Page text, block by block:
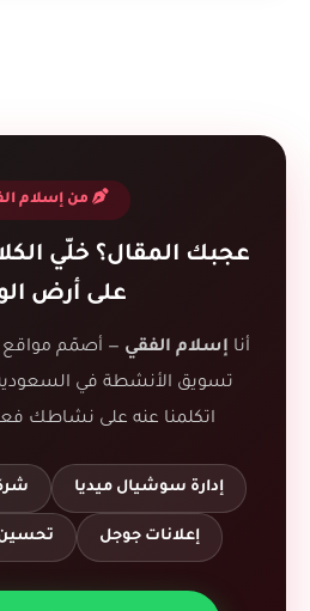
من إسلام
عجبك المقال؟ خلّي
على أرض
أنا إسلام الفقي — أصمّم مواقع
تسويق الأنشطة في
اتكلمنا عنه على نشاطك
إدارة سوشيال ميديا
إعلانات جوجل تحسين